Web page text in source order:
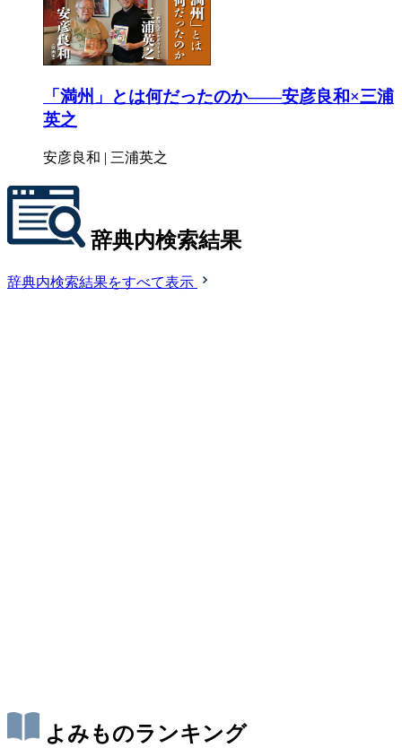
「満州」とは何だったのか――安彦良和×三浦
英之
安彦良和 | 三浦英之
辞典内検索結果
辞典内検索結果をすべて表示
よみものランキング